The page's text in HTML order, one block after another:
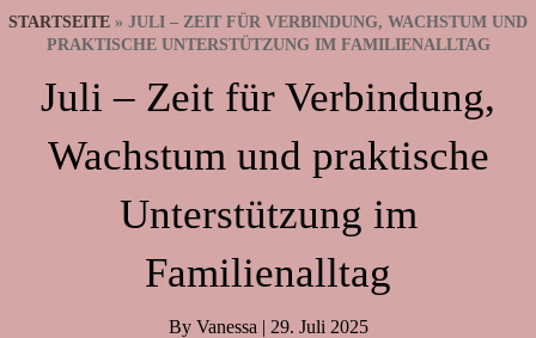
STARTSEITE » JULI – ZEIT FÜR VERBINDUNG, WACHSTUM UND
PRAKTISCHE UNTERSTÜTZUNG IM FAMILIENALLTAG
Juli – Zeit für Verbindung,
Wachstum und praktische
Unterstützung im
Familienalltag
By Vanessa | 29. Juli 2025